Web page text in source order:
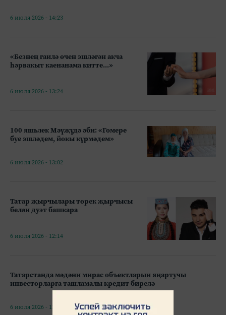
6 июля 2026 - 14:23
«Безнең гаилә өчен эшләгән акча
һәрвакыт каенанама китте...»
6 июля 2026 - 13:24
100 яшьлек Мәүҗүдә әби: «Гомере
буе эшләдем, йокы күрмәдем»
6 июля 2026 - 13:02
Татар җырчылары төрек җырчысы
белән дуэт башкара
6 июля 2026 - 12:14
Татарстанда мәдәни мирас объектларын яңартучы
инвесторларга ташламалы кредит бирелә
6 июля 2026 - 12:09